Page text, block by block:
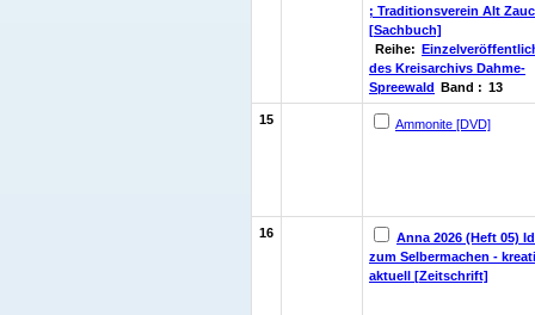
; Traditionsverein Alt
[Sachbuch]
Reihe:
des Kreisarchivs Dahme-
Spreewald Band : 13
15 Ammonite [DVD]
16
Anna 2026 (Heft 05)
zum Selbermachen -
aktuell [Zeitschrift]